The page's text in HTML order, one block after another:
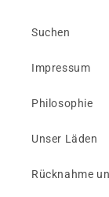
Suchen
Impressum
Philosophie
Unser Läden
Rücknahme